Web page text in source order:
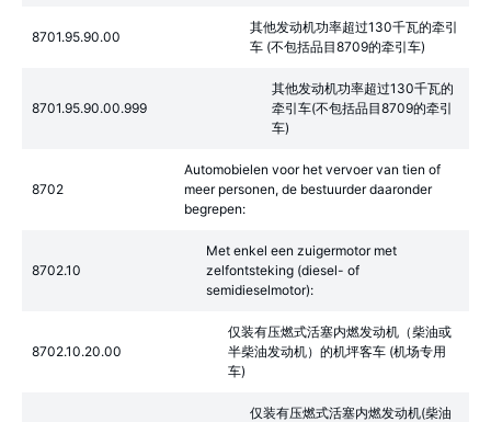
8701.95.90.00
其他发动机功率超过130千瓦的牵引
车 (不包括品目8709的牵引车)
8701.95.90.00.999
其他发动机功率超过130千瓦的
牵引车(不包括品目8709的牵引
车)
8702
Automobielen voor het vervoer van tien of
meer personen, de bestuurder daaronder
begrepen:
8702.10
Met enkel een zuigermotor met
zelfontsteking (diesel- of
semidieselmotor):
8702.10.20.00
仅装有压燃式活塞内燃发动机（柴油或
半柴油发动机）的机坪客车 (机场专用
车)
仅装有压燃式活塞内燃发动机(柴油